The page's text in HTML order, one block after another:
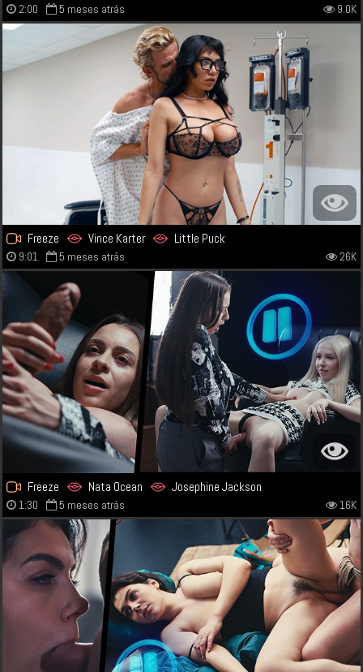
2:00 5 meses atrás 9.0K
Freeze Vince Karter Little Puck
9:01 5 meses atrás 26K
Freeze Nata Ocean Josephine Jackson
1:30 5 meses atrás 16K